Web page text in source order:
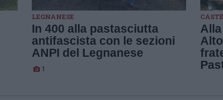
LEGNANESE
In 400 alla pastasciutta
antifascista con le sezioni
ANPI del Legnanese
1